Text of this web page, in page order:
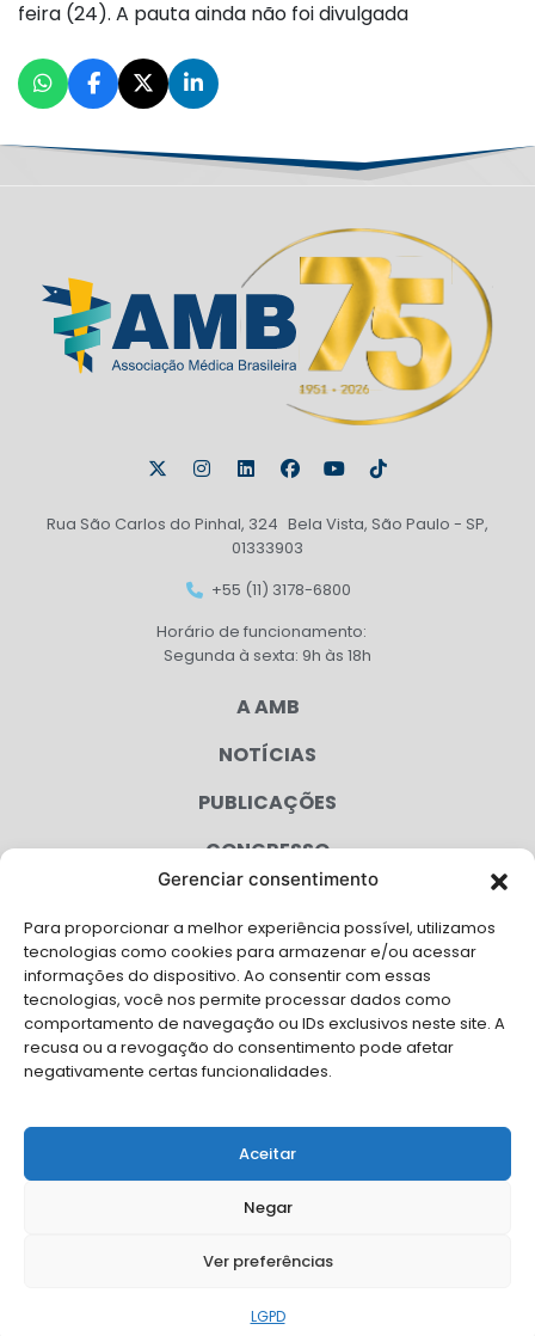
Gerenciar consentimento
Para proporcionar a melhor experiência possível, utilizamos
tecnologias como cookies para armazenar e/ou acessar
informações do dispositivo. Ao consentir com essas
tecnologias, você nos permite processar dados como
comportamento de navegação ou IDs exclusivos neste site. A
recusa ou a revogação do consentimento pode afetar
negativamente certas funcionalidades.
Aceitar
Negar
Ver preferências
LGPD
feira (24). A pauta ainda não foi divulgada
Rua São Carlos do Pinhal, 324 Bela Vista, São Paulo - SP,
01333903
+55 (11) 3178-6800
Horário de funcionamento:
Segunda à sexta: 9h às 18h
A AMB
NOTÍCIAS
PUBLICAÇÕES
CONGRESSO
CAMPANHAS
SERVIÇOS
FILIADAS
FALE CONOSCO
Solicite Apoio Institucional da AMB para o seu evento